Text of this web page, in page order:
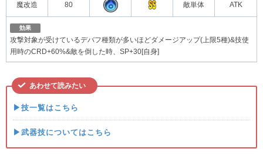
魔改造 80 敵単体 ATK
効果
攻撃対象が受けているデバフ種類が多いほどダメージアップ(上限5種)&技使
用時のCRD+60%&敵を倒した時、SP+30[自身]
あわせて読みたい
▶技一覧はこちら
▶武器技についてはこちら